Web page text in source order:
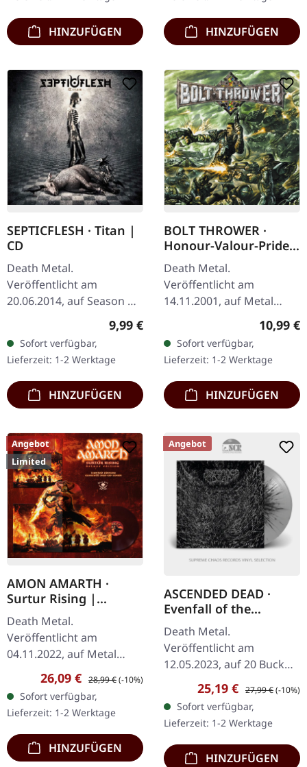
knochenbrechendes…
HINZUFÜGEN
hervorgegangen, hat
Entombed…
HINZUFÜGEN
SEPTICFLESH · Titan |
CD
Death Metal.
Veröffentlicht am
20.06.2014, auf Season Of
Mist. CD im Jewelcase.
Veröffentlicht im Jahr
2014 steht Septicfleshs
"Titan" als…
Regulärer Preis:
9,99 €
Sofort verfügbar,
Lieferzeit: 1-2 Werktage
HINZUFÜGEN
BOLT THROWER ·
Honour-Valour-Pride |
CD
Death Metal.
Veröffentlicht am
14.11.2001, auf Metal
Blade Records. CD im
Jewelcase. Das Album
'Honour Valour Pride' von
Bolt Thrower ist ein…
10,99 €
Sofort verfügbar,
Lieferzeit: 1-2 Werktage
HINZUFÜGEN
Angebot
Limited
AMON AMARTH ·
Surtur Rising |
BURGUNDY/ROYAL
BLUE POPUP VINYL
Death Metal.
Veröffentlicht am
04.11.2022, auf Metal
Blade Records.
Burgundrot/Königsblau
marmoriertes Vinyl im
Deluxe Pop-Up Gatefold-
Cover,…
Verkaufspreis:
26,09 € Regulärer Preis:
28,99 €(-10%)
Sofort verfügbar,
Lieferzeit: 1-2 Werktage
HINZUFÜGEN
Angebot
ASCENDED DEAD ·
Evenfall of the
Apocalypse |
SILVER/BLACK/WHITE
SPLATTER LP
Death Metal.
Veröffentlicht am
12.05.2023, auf 20 Buck
Spin. Silberfarbenes Vinyl
mit schwarzem & weißem
Splatter. Das neueste
Werk von Ascended
Dead…
Verkaufspreis:
25,19 € Regulärer Preis:
27,99 €(-10%)
Sofort verfügbar,
Lieferzeit: 1-2 Werktage
HINZUFÜGEN